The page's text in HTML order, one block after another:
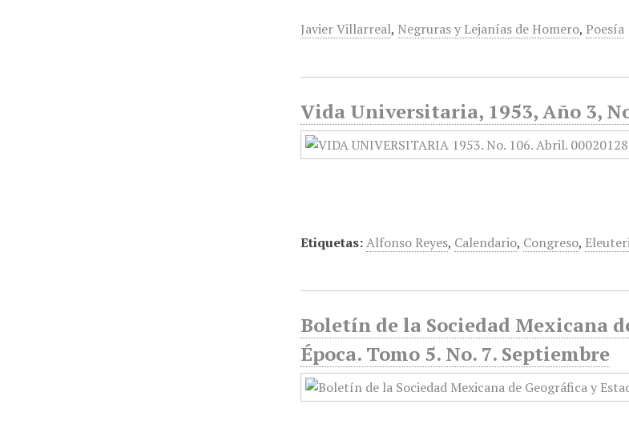
Javier Villarreal, Negruras y Lejanías de Homero, Poesía
Vida Universitaria, 1953, Año 3,
Etiquetas:Alfonso Reyes, Calendario, Congreso,
Boletín de la Sociedad Mexicana
Época. Tomo 5. No. 7. Septiembre